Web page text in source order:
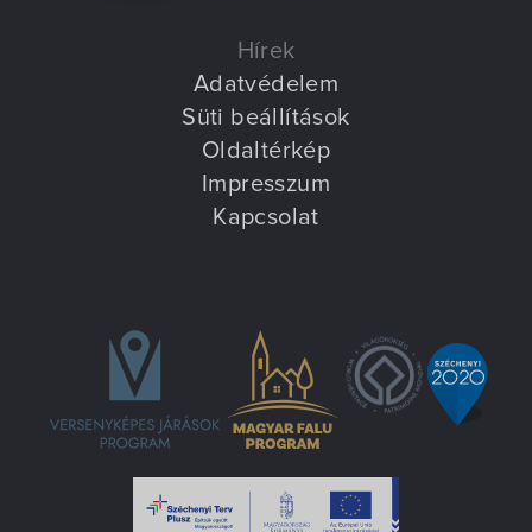
Közérdekű adatok
Dokumentumok
Hírek
Adatvédelem
Süti beállítások
Oldaltérkép
Impresszum
Kapcsolat